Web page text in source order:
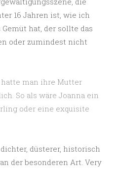
16 Jahren ist, wie ich
hat, der sollte das
oder zumindest nicht
man ihre Mutter
So als wäre Joanna ein
oder eine exquisite
düsterer, historisch
der besonderen Art. Very